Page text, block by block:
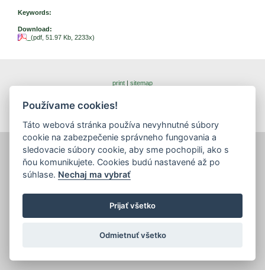
Keywords:
Download:
(pdf, 51.97 Kb, 2233x)
print | sitemap
Priemyselná 4, 821 08 Bratislava
Created byInštitút znalostného pôdohospodárstva a inovácií
Používame cookies!
Táto webová stránka používa nevyhnutné súbory
cookie na zabezpečenie správneho fungovania a
sledovacie súbory cookie, aby sme pochopili, ako s
ňou komunikujete. Cookies budú nastavené až po
súhlase. Nechaj ma vybrať
Prijať všetko
Odmietnuť všetko